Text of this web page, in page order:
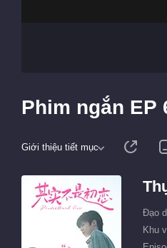
Phim ngắn EP
Giới thiệu tiết mục
Đạo
Khu